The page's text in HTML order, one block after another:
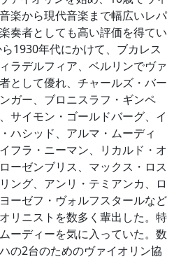
楽から現代音楽まで幅広いレパ
奏者としても高い評価を得てい
1930年代にかけて、ブカレス
ラデルフィア、ベルリンでヴァ
として優れ、チャールズ・バー
ガー、ブロニスラフ・ギンペ
サイモン・ゴールドバーグ、イ
ハシッド、アルマ・ムーディ
フラ・ニーマン、リカルド・オ
ーゼンブリス、マックス・ロス
ング、アンリ・テミアンカ、ロ
ーゼフ・ヴォルフスタールなど
リニストを数多く輩出した。特
ーディーを気に入っていた。数
の2台のためのヴァイオリン協